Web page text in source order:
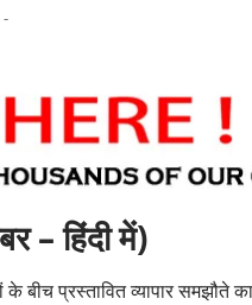
हिंदी में)
बीच प्रस्तावित व्यापार समझौते